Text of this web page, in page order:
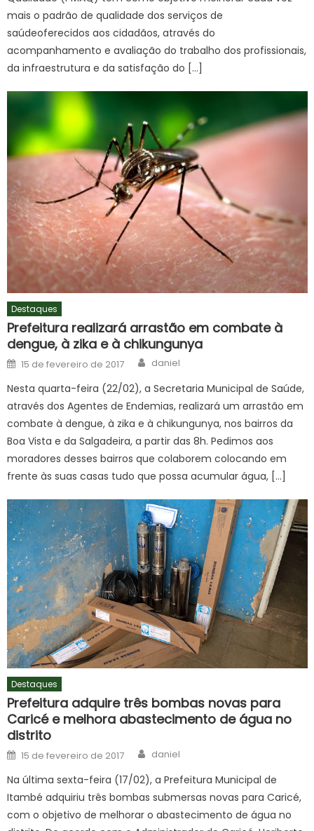
mais o padrão de qualidade dos serviços de
saúdeoferecidos aos cidadãos, através do
acompanhamento e avaliação do trabalho dos profissionais,
da infraestrutura e da satisfação do […]
Destaques
Prefeitura realizará arrastão em combate à
dengue, à zika e à chikungunya
Posted
on
15 de fevereiro de 2017 Author
daniel
Nesta quarta-feira (22/02), a Secretaria Municipal de Saúde,
através dos Agentes de Endemias, realizará um arrastão em
combate à dengue, à zika e à chikungunya, nos bairros da
Boa Vista e da Salgadeira, a partir das 8h. Pedimos aos
moradores desses bairros que colaborem colocando em
frente às suas casas tudo que possa acumular água, […]
Destaques
Prefeitura adquire três bombas novas para
Caricé e melhora abastecimento de água no
distrito
Posted
on
15 de fevereiro de 2017 Author
daniel
Na última sexta-feira (17/02), a Prefeitura Municipal de
Itambé adquiriu três bombas submersas novas para Caricé,
com o objetivo de melhorar o abastecimento de água no